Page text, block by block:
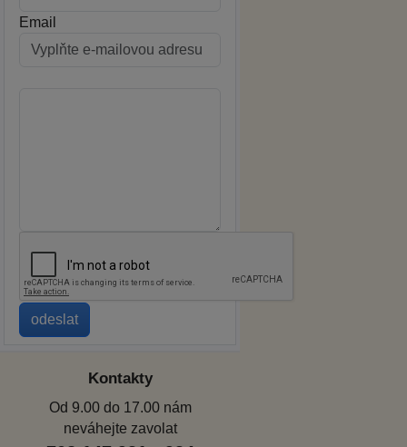
Email
Kontakty
Od 9.00 do 17.00 nám
neváhejte zavolat